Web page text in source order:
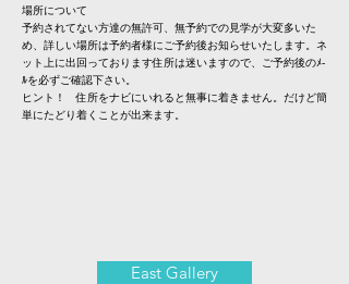
場所について
予約されてない方達の無許可、無予約での見学が大変多いた
め、詳しい場所は予約者様にご予約後お知らせいたします。ネ
ット上に出回っております住所は迷いますので、ご予約後のﾒ-
ﾙを必ずご確認下さい。
ヒント！ 住所をナビにいれると無事に着きません。だけど簡
単にたどり着くことが出来ます。
East Gallery